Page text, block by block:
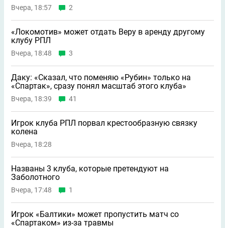
Вчера, 18:57 2
«Локомотив» может отдать Веру в аренду другому
клубу РПЛ
Вчера, 18:48 3
Даку: «Сказал, что поменяю «Рубин» только на
«Спартак», сразу понял масштаб этого клуба»
Вчера, 18:39 41
Игрок клуба РПЛ порвал крестообразную связку
колена
Вчера, 18:28
Названы 3 клуба, которые претендуют на
Заболотного
Вчера, 17:48 1
Игрок «Балтики» может пропустить матч со
«Спартаком» из-за травмы